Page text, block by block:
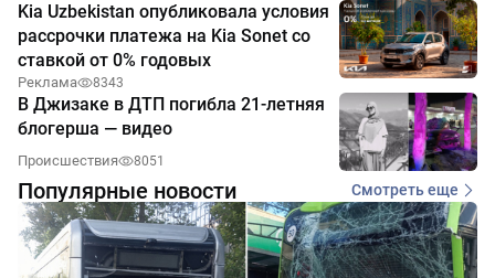
Kia Uzbekistan опубликовала условия
рассрочки платежа на Kia Sonet со
ставкой от 0% годовых
Реклама 8343
В Джизаке в ДТП погибла 21-летняя
блогерша — видео
Происшествия 8051
Популярные новости Смотреть еще